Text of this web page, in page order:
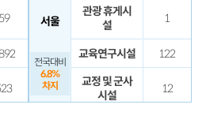
59 서울
전국대비
6.8%
차지
관광 휴게시
설
1
교육연구시설
122
교정 및 군사
시설
12